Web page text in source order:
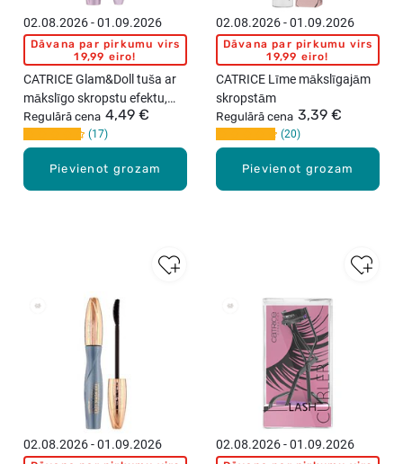
Pievienot grozam
02.08.2026 - 01.09.2026
Dāvana par pirkumu virs
19,99 eiro!
CATRICE Glam&Doll tuša ar
mākslīgo skropstu efektu,
9,5ml
Regulārā cena 4,49 €
17
Pievienot grozam
02.08.2026 - 01.09.2026
Dāvana par pirkumu virs
19,99 eiro!
CATRICE Līme mākslīgajām
skropstām
Regulārā cena 3,39 €
20
02.08.2026 - 01.09.2026 02.08.2026 - 01.09.2026